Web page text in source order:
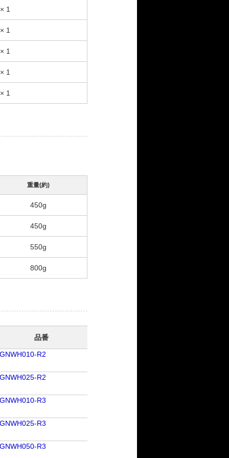
× 1
× 1
× 1
× 1
× 1
重量(約)
450g
450g
550g
800g
品番
GNWH010-R2
GNWH025-R2
GNWH010-R3
GNWH025-R3
GNWH050-R3